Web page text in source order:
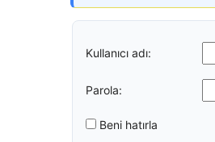
Kullanıcı adı:
Parola:
Beni hatırla